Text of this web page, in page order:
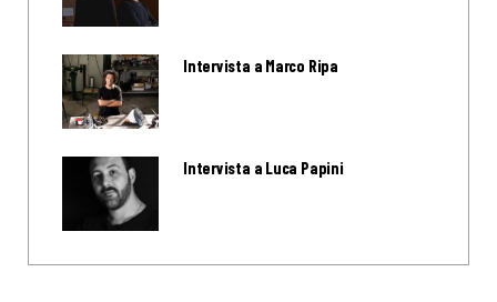
Intervista a Marco Ripa
Intervista a Luca Papini